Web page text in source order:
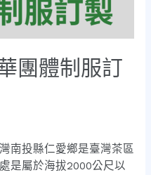
團體制服訂
南投縣仁愛鄉是臺灣茶區
是屬於海拔2000公尺以